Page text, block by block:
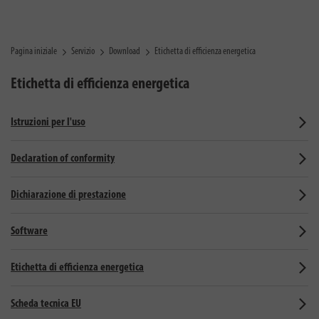
Pagina iniziale Servizio Download Etichetta di efficienza energetica
Etichetta di efficienza energetica
Istruzioni per l'uso
Declaration of conformity
Dichiarazione di prestazione
Software
Etichetta di efficienza energetica
Scheda tecnica EU